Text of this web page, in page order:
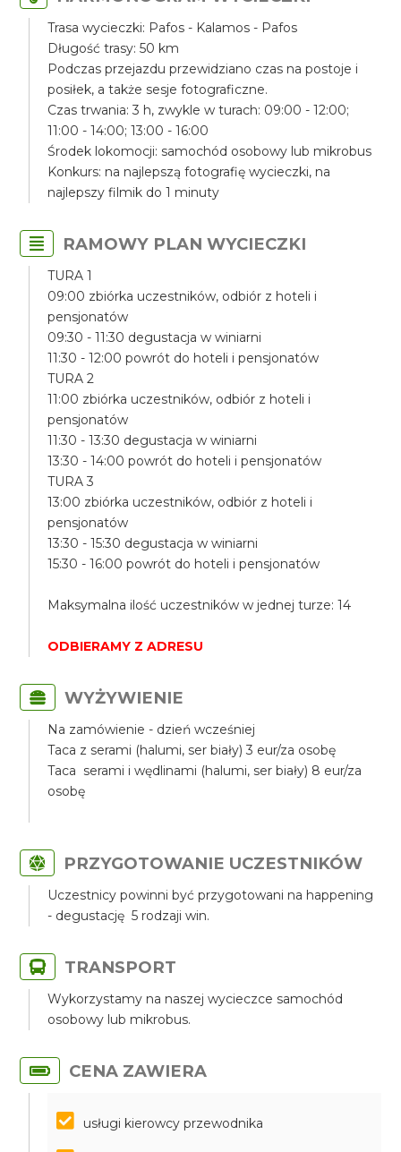
Trasa wycieczki: Pafos - Kalamos - Pafos
Długość trasy: 50 km
Podczas przejazdu przewidziano czas na postoje i
posiłek, a także sesje fotograficzne.
Czas trwania: 3 h, zwykle w turach: 09:00 - 12:00;
11:00 - 14:00; 13:00 - 16:00
Środek lokomocji: samochód osobowy lub mikrobus
Konkurs: na najlepszą fotografię wycieczki, na
najlepszy filmik do 1 minuty
RAMOWY PLAN WYCIECZKI
TURA 1
09:00 zbiórka uczestników, odbiór z hoteli i
pensjonatów
09:30 - 11:30 degustacja w winiarni
11:30 - 12:00 powrót do hoteli i pensjonatów
TURA 2
11:00 zbiórka uczestników, odbiór z hoteli i
pensjonatów
11:30 - 13:30 degustacja w winiarni
13:30 - 14:00 powrót do hoteli i pensjonatów
TURA 3
13:00 zbiórka uczestników, odbiór z hoteli i
pensjonatów
13:30 - 15:30 degustacja w winiarni
15:30 - 16:00 powrót do hoteli i pensjonatów
Maksymalna ilość uczestników w jednej turze: 14
ODBIERAMY Z ADRESU
WYŻYWIENIE
Na zamówienie - dzień wcześniej
Taca z serami (halumi, ser biały) 3 eur/za osobę
Taca serami i wędlinami (halumi, ser biały) 8 eur/za
osobę
PRZYGOTOWANIE UCZESTNIKÓW
Uczestnicy powinni być przygotowani na happening
- degustację 5 rodzaji win.
TRANSPORT
Wykorzystamy na naszej wycieczce samochód
osobowy lub mikrobus.
CENA ZAWIERA
usługi kierowcy przewodnika